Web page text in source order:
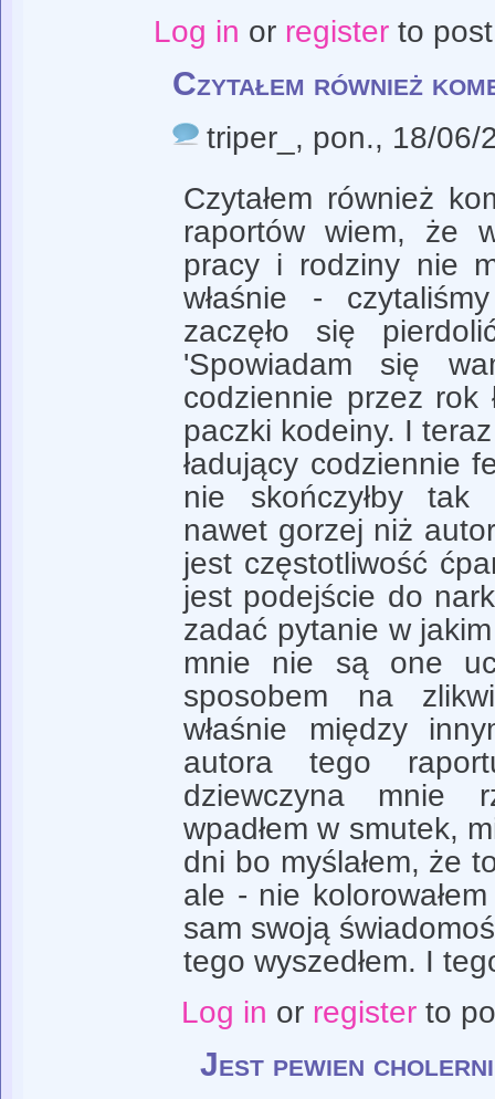
Log in or registerto post
Czytałem również
triper_ , pon., 18/06/
Czytałem również
raportów wiem, że
pracy i rodziny nie
właśnie -
zaczęło się
'Spowiadam się
codziennie przez rok
paczki kodeiny. I
ładujący codziennie
nie skończyłby
nawet gorzej niż
jest częstotliwość
jest podejście do
zadać pytanie w
mnie nie są one
sposobem na
właśnie między
autora tego
dziewczyna mnie
wpadłem w smutek,
dni bo myślałem, że
ale - nie
sam swoją
tego wyszedłem. I
Log in or registerto
Jest pewien